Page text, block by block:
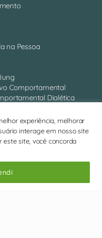
experiência, melhorar
interage em nosso site
este site, você concorda
na Pessoa
Comportamental
Dialética
atendendo online em